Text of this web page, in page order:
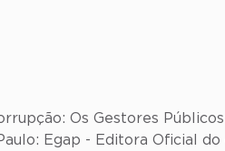
Os Gestores
Egap - Editora Oficial